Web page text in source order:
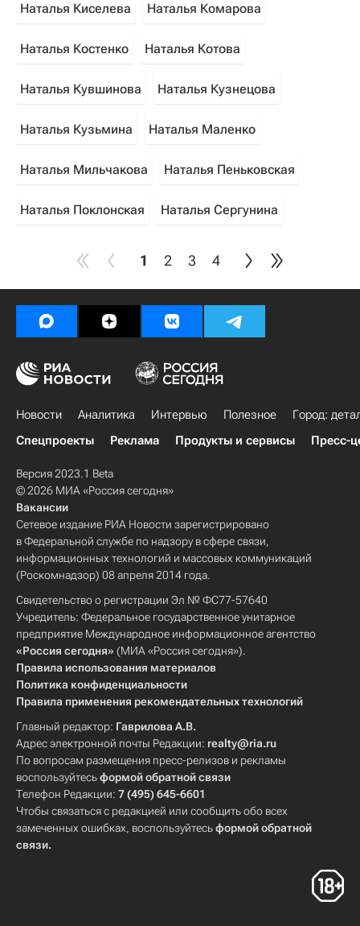
Наталья Киселева Наталья Комарова
Наталья Костенко Наталья Котова
Наталья Кувшинова Наталья Кузнецова
Наталья Кузьмина Наталья Маленко
Наталья Мильчакова Наталья Пеньковская
Наталья Поклонская Наталья Сергунина
1 2 3 4
Новости Аналитика Интервью Полезное
Город:
Спецпроекты
Реклама Продукты и сервисы Пресс-
Версия 2023.1 Beta
© 2026 МИА «Россия сегодня»
Вакансии
Сетевое издание РИА Новости зарегистрировано
в Федеральной службе по надзору в сфере связи,
информационных технологий и массовых коммуникаций
(Роскомнадзор) 08 апреля 2014 года.
Свидетельство о регистрации Эл № ФС77-57640
Учредитель: Федеральное государственное унитарное
предприятие Международное информационное агентство
«Россия сегодня» (МИА «Россия сегодня»).
Правила использования материалов
Политика конфиденциальности
Правила применения рекомендательных технологий
Главный редактор: Гаврилова А.В.
Адрес электронной почты Редакции: realty@ria.ru
По вопросам размещения пресс-релизов и рекламы
воспользуйтесьформой обратной связи
Телефон Редакции: 7 (495) 645-6601
Чтобы связаться с редакцией или сообщить обо всех
замеченных ошибках, воспользуйтесьформой обратной
связи.